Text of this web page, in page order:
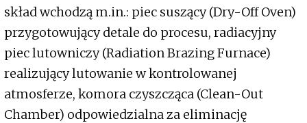
skład wchodzą m.in.: piec suszący (Dry-Off Oven)
przygotowujący detale do procesu, radiacyjny
piec lutowniczy (Radiation Brazing Furnace)
realizujący lutowanie w kontrolowanej
atmosferze, komora czyszcząca (Clean-Out
Chamber) odpowiedzialna za eliminację